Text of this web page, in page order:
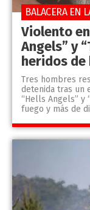
Violento
Angels” y
heridos de
Tres hombres
detenida tras un
“Hells Angels” y
fuego y más de
BALACERA EN